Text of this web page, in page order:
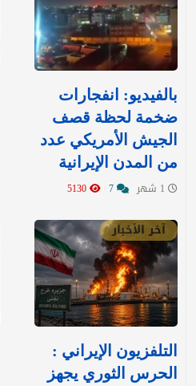
بالفيديو: انفجارات
ضخمة لحظة قصف
الجيش الأمريكي عدد
من المدن الإيرانية
آخر الأخبار
التلفزيون الإيراني :
الحرس الثوري يجهز